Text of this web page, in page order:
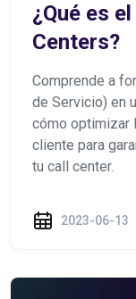
¿Qué es
Centers?
Comprende a
de Servicio) en
cómo optimizar
cliente para
tu call center.
2023-06-13